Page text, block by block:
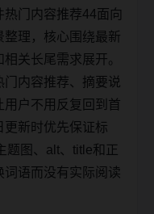
门内容推荐44面向
理，核心围绕最新
关长尾需求展开。
门内容推荐、摘要说
用户不用反复回到首
更新时优先保证标
题图、alt、title和正
语而没有实际阅读